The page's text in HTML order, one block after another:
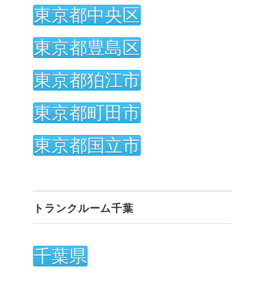
東京都中央区
東京都豊島区
東京都狛江市
東京都町田市
東京都国立市
トランクルーム千葉
千葉県